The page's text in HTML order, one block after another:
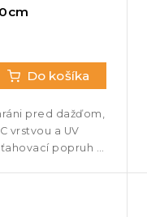
Do košíka
pred dažďom,
vrstvou a UV
popruh a